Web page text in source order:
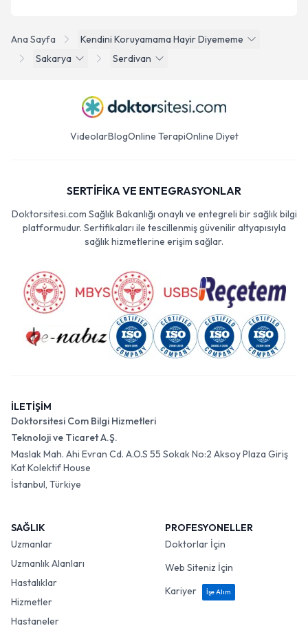
Ana Sayfa
Kendini Koruyamama Hayir Diyememe
Sakarya
Serdivan
VideolarBlogOnline TerapiOnline Diyet
SERTİFİKA VE ENTEGRASYONLAR
Doktorsitesi.com Sağlık Bakanlığı onaylı ve entegreli bir sağlık bilgi
platformudur. Sertifikaları ile tescillenmiş güvenilir altyapısıyla
sağlık hizmetlerine erişim sağlar.
İLETİŞİM
Doktorsitesi Com Bilgi Hizmetleri
Teknoloji ve Ticaret A.Ş.
Maslak Mah. Ahi Evran Cd. A.O.S 55 Sokak No:2 Aksoy Plaza Giriş
Kat Kolektif House
İstanbul, Türkiye
SAĞLIK
Uzmanlar
Uzmanlık Alanları
Hastalıklar
Hizmetler
Hastaneler
PROFESYONELLER
Doktorlar İçin
Web Siteniz İçin
Kariyer
İşe Alım